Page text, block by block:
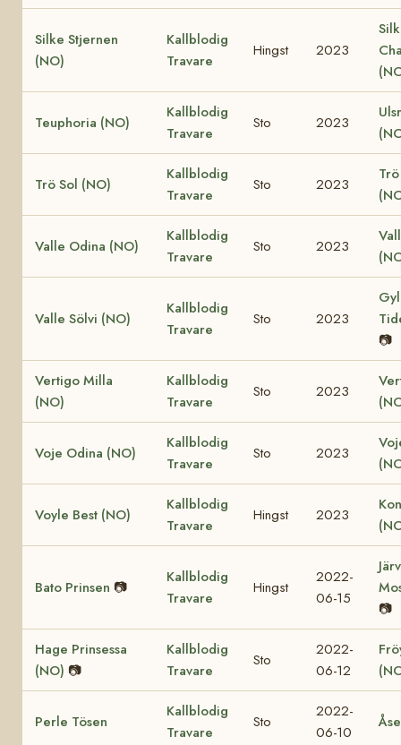
Silke Stjernen
(NO)
Kallblodig
Travare
Hingst 2023
Teuphoria (NO)
Kallblodig
Travare
Sto 2023
Trö Sol (NO)
Kallblodig
Travare
Sto 2023
Valle Odina (NO)
Kallblodig
Travare
Sto 2023
Valle Sölvi (NO)
Kallblodig
Travare
Sto 2023
📷
Vertigo Milla
(NO)
Kallblodig
Travare
Sto 2023
Voje Odina (NO)
Kallblodig
Travare
Sto 2023
Voyle Best (NO)
Kallblodig
Travare
Hingst 2023
Bato Prinsen 📷
Kallblodig
Travare
Hingst
2022-
06-15
📷
Hage Prinsessa
(NO) 📷
Kallblodig
Travare
Sto
2022-
06-12
Perle Tösen
Kallblodig
Travare
Sto
2022-
06-10
Åse